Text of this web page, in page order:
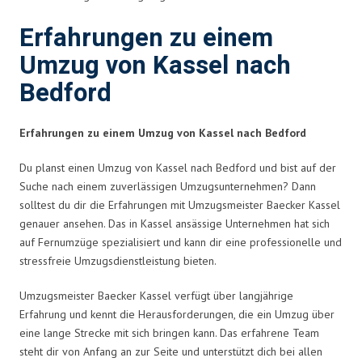
Erfahrungen zu einem
Umzug von Kassel nach
Bedford
Erfahrungen zu einem Umzug von Kassel nach Bedford
Du planst einen Umzug von Kassel nach Bedford und bist auf der
Suche nach einem zuverlässigen Umzugsunternehmen? Dann
solltest du dir die Erfahrungen mit Umzugsmeister Baecker Kassel
genauer ansehen. Das in Kassel ansässige Unternehmen hat sich
auf Fernumzüge spezialisiert und kann dir eine professionelle und
stressfreie Umzugsdienstleistung bieten.
Umzugsmeister Baecker Kassel verfügt über langjährige
Erfahrung und kennt die Herausforderungen, die ein Umzug über
eine lange Strecke mit sich bringen kann. Das erfahrene Team
steht dir von Anfang an zur Seite und unterstützt dich bei allen